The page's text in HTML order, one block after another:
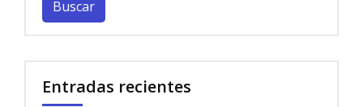
Entradas recientes